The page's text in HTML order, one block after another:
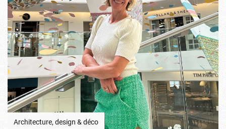
Architecture, design & déco